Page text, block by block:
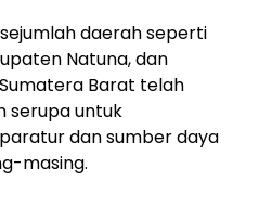
daerah seperti
Natuna, dan
Barat telah
serupa untuk
dan sumber daya
masing.